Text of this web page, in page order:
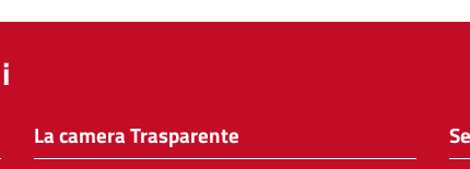
La camera Trasparente